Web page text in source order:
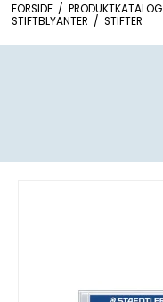
FORSIDE / PRODUKTKATALOG
STIFTBLYANTER / STIFTER